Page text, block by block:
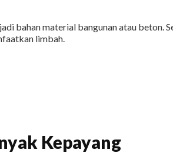
bahan material bangunan atau beton.
limbah.
Kepayang